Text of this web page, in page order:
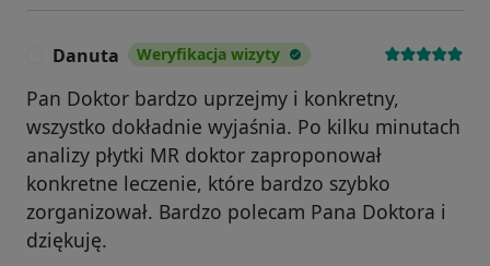
Danuta Weryfikacja wizyty
Pan Doktor bardzo uprzejmy i konkretny,
wszystko dokładnie wyjaśnia. Po kilku minutach
analizy płytki MR doktor zaproponował
konkretne leczenie, które bardzo szybko
zorganizował. Bardzo polecam Pana Doktora i
dziękuję.